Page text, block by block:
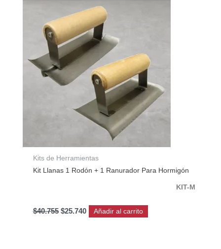
Kits de Herramientas
Kit Llanas 1 Rodón + 1 Ranurador Para Hormigón
KIT-M
$40.755
original
era:
$40.755.
$25.740
actual
es:
$25.740.
Añadir al carrito